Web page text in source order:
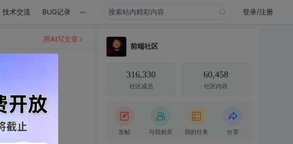
技术交流 BUG记录 ... 登录/注册
用AI写文章
前端社区
316,330
社区成员
60,458
社区内容
发帖 与我相关 我的任务 分享